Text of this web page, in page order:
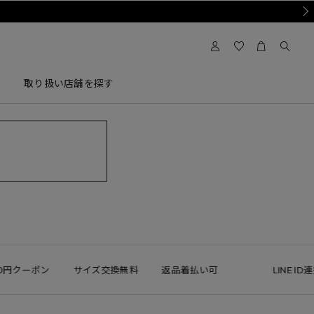
取り扱い店舗を探す
ーポン サイズ交換無料 返品着払い可 LINE ID連